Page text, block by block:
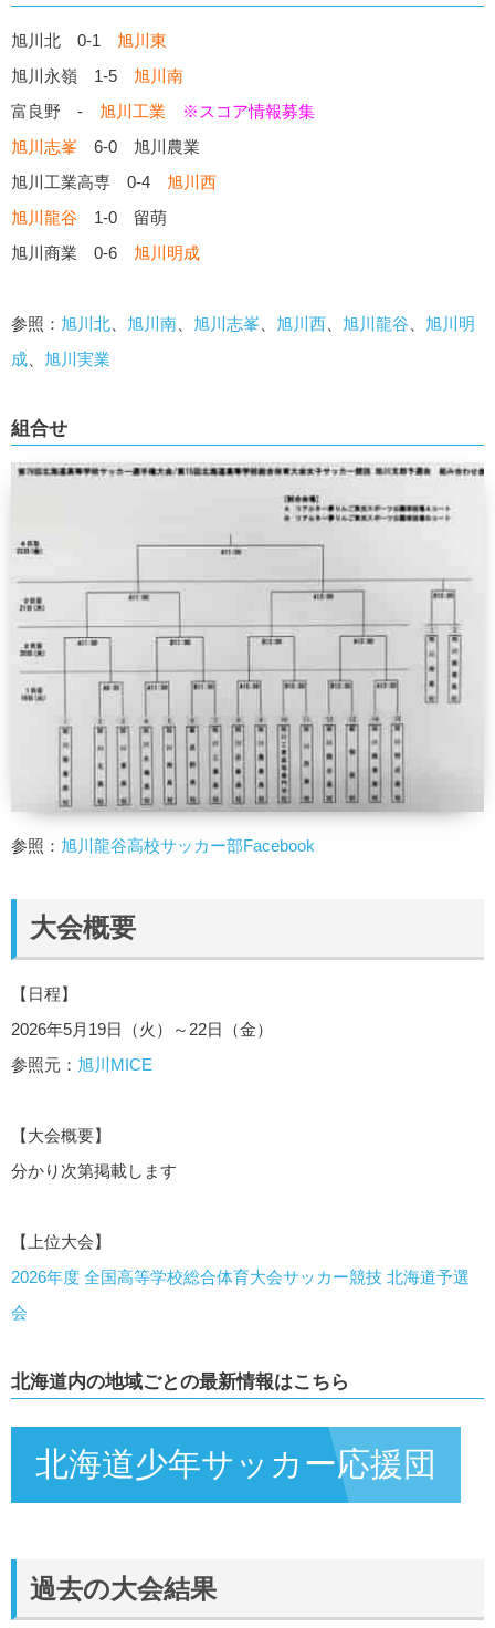
旭川北 0-1 旭川東
旭川永嶺 1-5 旭川南
富良野 - 旭川工業
※スコア情報募集
旭川志峯 6-0 旭川農業
旭川工業高専 0-4 旭川西
旭川龍谷 1-0 留萌
旭川商業 0-6 旭川明成
参照： 旭川北 旭川南 旭川志峯 旭川西 旭川龍谷
旭川明
成
旭川実業
組合せ
参照： 旭川龍谷高校サッカー部Facebook
大会概要
【日程】
2026年5月19日（火）～22日（金）
参照元： 旭川MICE
【大会概要】
分かり次第掲載します
【上位大会】
2026年度 全国高等学校総合体育大会サッカー競技 北海道予選
会
北海道内の地域ごとの最新情報はこちら
北海道少年サッカー応援団
過去の大会結果